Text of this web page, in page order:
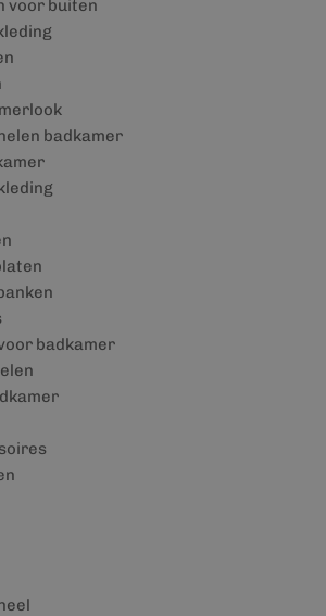
voor buiten
badkamer
badkamer